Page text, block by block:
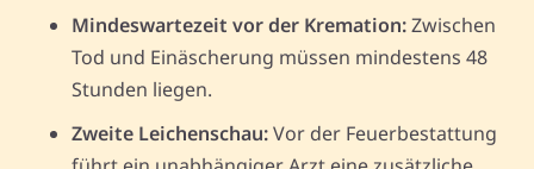
Mindeswartezeit vor der Kremation:Zwischen
Tod und Einäscherung müssen mindestens 48
Stunden liegen.
Zweite Leichenschau:Vor der Feuerbestattung